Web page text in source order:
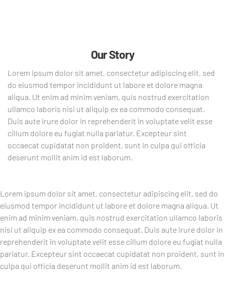
Our Story
Lorem ipsum dolor sit amet, consectetur adipiscing elit, sed
do eiusmod tempor incididunt ut labore et dolore magna
aliqua. Ut enim ad minim veniam, quis nostrud exercitation
ullamco laboris nisi ut aliquip ex ea commodo consequat.
Duis aute irure dolor in reprehenderit in voluptate velit esse
cillum dolore eu fugiat nulla pariatur. Excepteur sint
occaecat cupidatat non proident, sunt in culpa qui officia
deserunt mollit anim id est laborum.
Lorem ipsum dolor sit amet, consectetur adipiscing elit, sed do
eiusmod tempor incididunt ut labore et dolore magna aliqua. Ut
enim ad minim veniam, quis nostrud exercitation ullamco laboris
nisi ut aliquip ex ea commodo consequat. Duis aute irure dolor in
reprehenderit in voluptate velit esse cillum dolore eu fugiat nulla
pariatur. Excepteur sint occaecat cupidatat non proident, sunt in
culpa qui officia deserunt mollit anim id est laborum.